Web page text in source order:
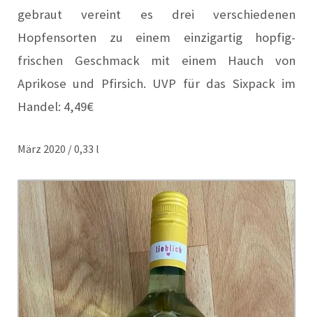
gebraut vereint es drei verschiedenen
Hopfensorten zu einem einzigartig hopfig-
frischen Geschmack mit einem Hauch von
Aprikose und Pfirsich. UVP für das Sixpack im
Handel: 4,49€
März 2020 / 0,33 l